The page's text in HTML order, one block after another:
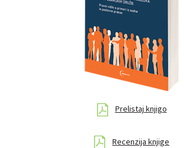
Prelistaj knjigo
Recenzija knjige